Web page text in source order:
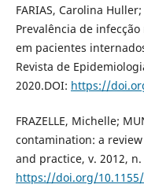
FARIAS, Carolina
Prevalência de
em pacientes
Revista de
2020.DOI: https://
FRAZELLE, Michelle;
contamination: a
and practice, v. 2012,
https://doi.org/